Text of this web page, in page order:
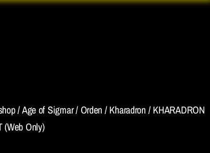
/Age of Sigmar/ Orden /Kharadron / KHARADRON
(Web Only)